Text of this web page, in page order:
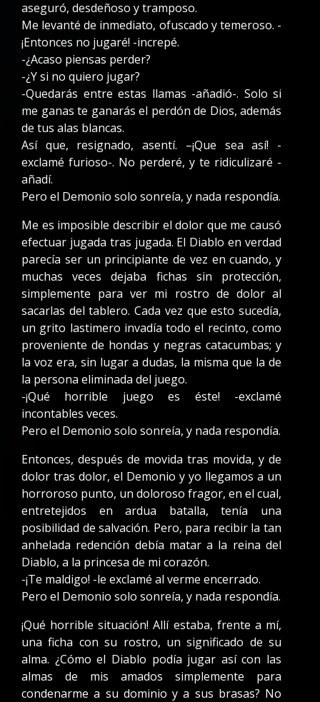
aseguró, desdeñoso y tramposo.
Me levanté de inmediato, ofuscado y temeroso. -
¡Entonces no jugaré! -increpé.
-¿Acaso piensas perder?
-¿Y si no quiero jugar?
-Quedarás entre estas llamas -añadió-. Solo si
me ganas te ganarás el perdón de Dios, además
de tus alas blancas.
Así que, resignado, asentí. –¡Que sea así! -
exclamé furioso-. No perderé, y te ridiculizaré -
añadí.
Pero el Demonio solo sonreía, y nada respondía.
Me es imposible describir el dolor que me causó
efectuar jugada tras jugada. El Diablo en verdad
parecía ser un principiante de vez en cuando, y
muchas veces dejaba fichas sin protección,
simplemente para ver mi rostro de dolor al
sacarlas del tablero. Cada vez que esto sucedía,
un grito lastimero invadía todo el recinto, como
proveniente de hondas y negras catacumbas; y
la voz era, sin lugar a dudas, la misma que la de
la persona eliminada del juego.
-¡Qué horrible juego es éste! -exclamé
incontables veces.
Pero el Demonio solo sonreía, y nada respondía.
Entonces, después de movida tras movida, y de
dolor tras dolor, el Demonio y yo llegamos a un
horroroso punto, un doloroso fragor, en el cual,
entretejidos en ardua batalla, tenía una
posibilidad de salvación. Pero, para recibir la tan
anhelada redención debía matar a la reina del
Diablo, a la princesa de mi corazón.
-¡Te maldigo! -le exclamé al verme encerrado.
Pero el Demonio solo sonreía, y nada respondía.
¡Qué horrible situación! Allí estaba, frente a mí,
una ficha con su rostro, un significado de su
alma. ¿Cómo el Diablo podía jugar así con las
almas de mis amados simplemente para
condenarme a su dominio y a sus brasas? No